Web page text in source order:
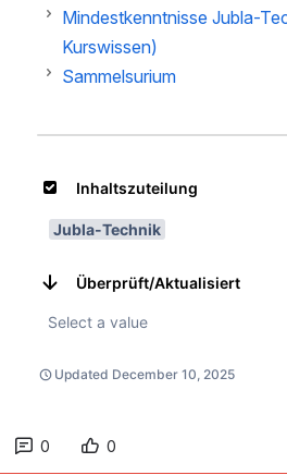
Mindestkenntnisse Jubla-
Kurswissen)
Sammelsurium
0 0